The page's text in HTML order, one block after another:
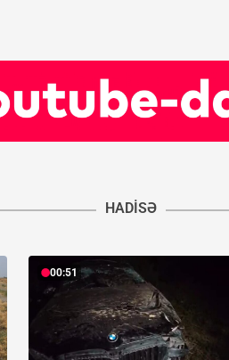
HADISƏ
00:51